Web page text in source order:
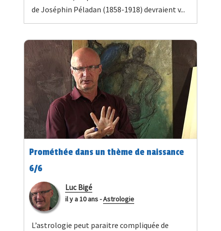
de Joséphin Péladan (1858-1918) devraient v...
Prométhée dans un thème de naissance
6/6
Luc Bigé
il y a 10 ans-Astrologie
L’astrologie peut paraitre compliquée de